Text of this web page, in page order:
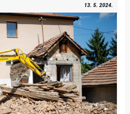
13. 5. 2024.